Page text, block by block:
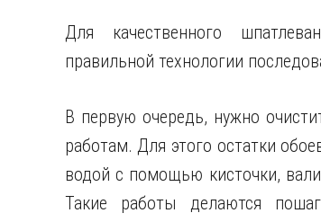
Для качественного
правильной технологии
В первую очередь, нужно
работам. Для этого остатки
водой с помощью кисточки,
Такие работы делаются